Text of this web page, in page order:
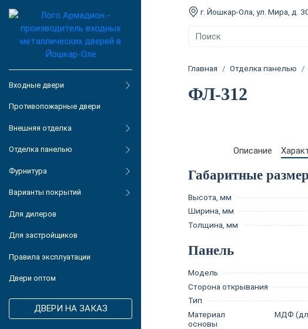
Входные двери
Противопожарные двери
Внешняя отделка
Отделка панелью
Фурнитура
Варианты покрытий
Для дилеров
Для застройщиков
Правила эксплуатации
Двери оптом
ДВЕРИ НА ЗАКАЗ
г. Йошкар-Ола, ул. Мира, д.
Главная Отделка панелью
ФЛ-312
Описание
Габаритные
Высота, мм
Ширина, мм
Толщина, мм
Панель
Модель
Сторона открывания
Тип
Материал
основы
МДФ